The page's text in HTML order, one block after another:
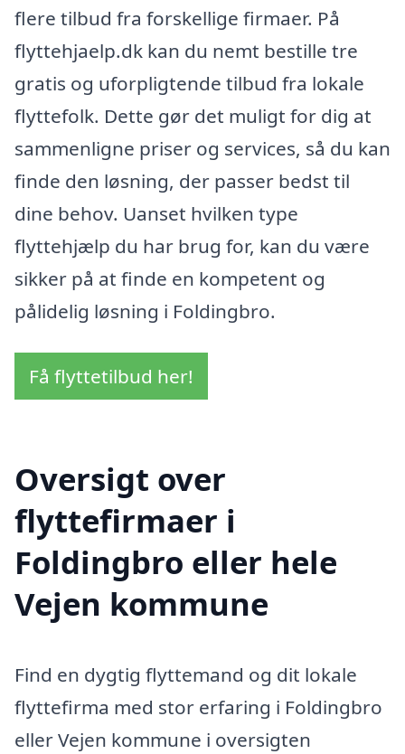
flere tilbud fra forskellige firmaer. På
flyttehjaelp.dk kan du nemt bestille tre
gratis og uforpligtende tilbud fra lokale
flyttefolk. Dette gør det muligt for dig at
sammenligne priser og services, så du kan
finde den løsning, der passer bedst til
dine behov. Uanset hvilken type
flyttehjælp du har brug for, kan du være
sikker på at finde en kompetent og
pålidelig løsning i Foldingbro.
Få flyttetilbud her!
Oversigt over
flyttefirmaer i
Foldingbro eller hele
Vejen kommune
Find en dygtig flyttemand og dit lokale
flyttefirma med stor erfaring i Foldingbro
eller Vejen kommune i oversigten